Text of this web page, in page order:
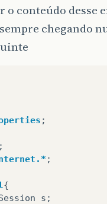
o conteúdo desse
chegando
;
;
;
{
s ;